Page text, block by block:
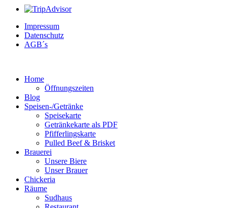
Impressum
Datenschutz
AGB´s
Home
Öffnungszeiten
Blog
Speisen-/Getränke
Speisekarte
Getränkekarte als PDF
Pfifferlingskarte
Pulled Beef & Brisket
Brauerei
Unsere Biere
Unser Brauer
Chickeria
Räume
Sudhaus